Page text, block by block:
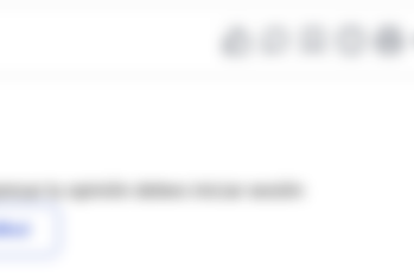
tu opinión debes iniciar sesión